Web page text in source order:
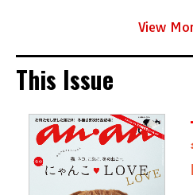
View
This Issue